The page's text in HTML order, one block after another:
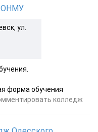
ОНМУ
ул.
форма обучения
колледж